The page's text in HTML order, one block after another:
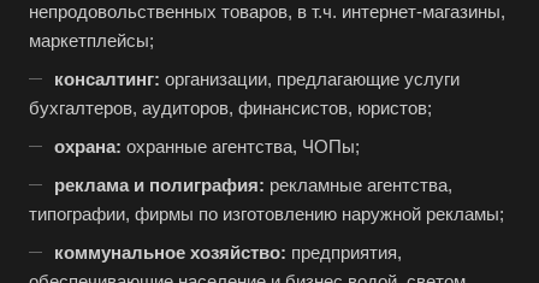
непродовольственных товаров, в т.ч. интернет-магазины,
маркетплейсы;
консалтинг: организации, предлагающие услуги
бухгалтеров, аудиторов, финансистов, юристов;
охрана: охранные агентства, ЧОПы;
реклама и полиграфия: рекламные агентства,
типографии, фирмы по изготовлению наружной рекламы;
коммунальное хозяйство: предприятия,